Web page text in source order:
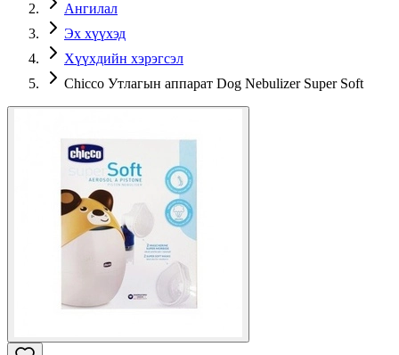
Ангилал
Эх хүүхэд
Хүүхдийн хэрэгсэл
Chicco Утлагын аппарат Dog Nebulizer Super Soft